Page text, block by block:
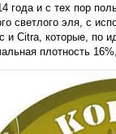
года и с тех пор
светлого эля, с
Citra, которые, по
плотность